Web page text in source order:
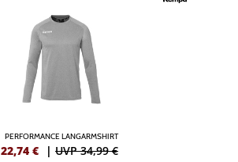
PERFORMANCE LANGARMSHIRT
22,74 € | UVP 34,99 €